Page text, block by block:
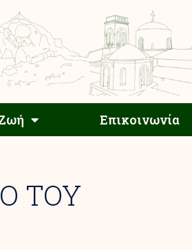
Επικοινωνία
Ζωή Επικοινωνία
ΤΟΥ